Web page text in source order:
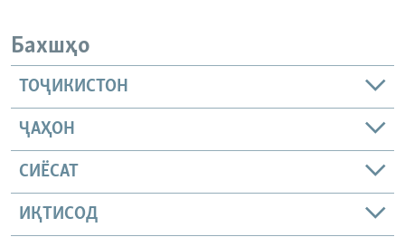
Бахшҳо
ТОҶИКИСТОН
ҶАҲОН
СИЁСАТ
ИҚТИСОД